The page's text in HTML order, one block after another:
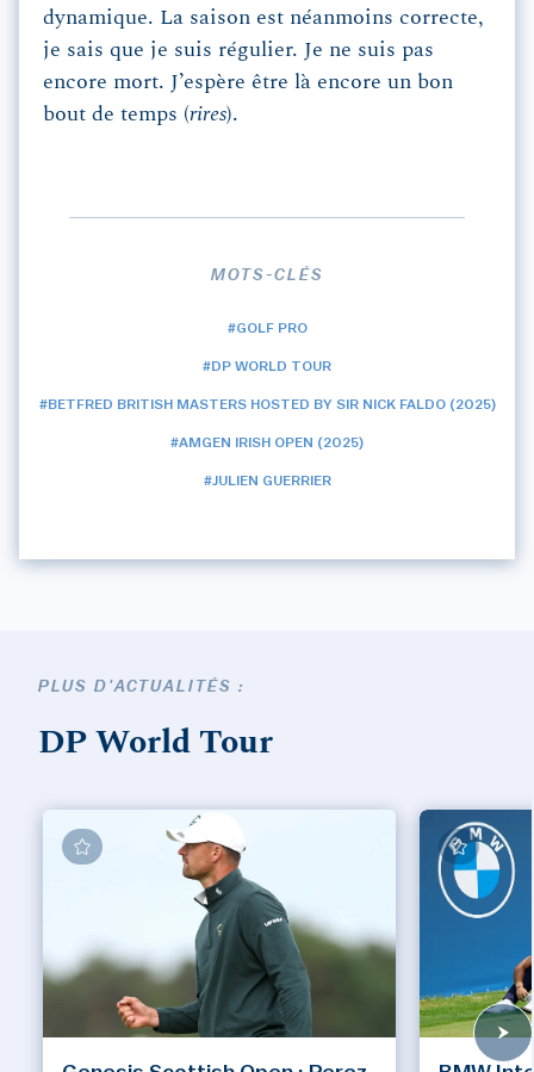
dynamique. La saison est néanmoins correcte,
je sais que je suis régulier. Je ne suis pas
encore mort. J’espère être là encore un bon
bout de temps (rires).
MOTS-CLÉS
#GOLF PRO
#DP WORLD TOUR
#BETFRED BRITISH MASTERS HOSTED BY SIR NICK FALDO (2025)
#AMGEN IRISH OPEN (2025)
#JULIEN GUERRIER
PLUS D'ACTUALITÉS :
DP World Tour